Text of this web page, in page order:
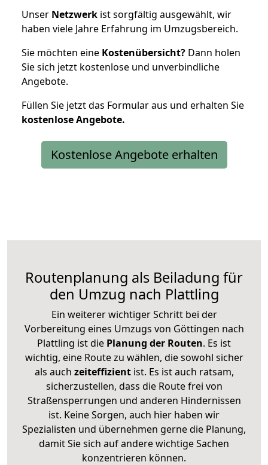
Unser Netzwerk ist sorgfältig ausgewählt, wir
haben viele Jahre Erfahrung im Umzugsbereich.
Sie möchten eine Kostenübersicht? Dann holen
Sie sich jetzt kostenlose und unverbindliche
Angebote.
Füllen Sie jetzt das Formular aus und erhalten Sie
kostenloseAngebote.
Kostenlose Angebote erhalten
Routenplanung als Beiladung für
den Umzug nach Plattling
Ein weiterer wichtiger Schritt bei der
Vorbereitung eines Umzugs von Göttingen nach
Plattling ist die Planung der Routen. Es ist
wichtig, eine Route zu wählen, die sowohl sicher
als auch zeiteffizientist. Es ist auch ratsam,
sicherzustellen, dass die Route frei von
Straßensperrungen und anderen Hindernissen
ist. Keine Sorgen, auch hier haben wir
Spezialisten und übernehmen gerne die Planung,
damit Sie sich auf andere wichtige Sachen
konzentrieren können.